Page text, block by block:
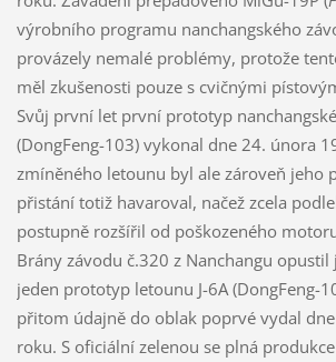
výrobního programu nanchangského
provázely nemalé problémy, protože
měl zkušenosti pouze s cvičnými
Svůj první let první prototyp
(DongFeng-103) vykonal dne 24. února
zmíněného letounu byl ale zároveň jeho
přistání totiž havaroval, načež zcela
postupně rozšířil od poškozeného
Brány závodu č.320 z Nanchangu opustil
jeden prototyp letounu J-6A (DongFeng-
přitom údajně do oblak poprvé vydal
roku. S oficiální zelenou se plná